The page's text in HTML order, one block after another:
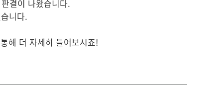
결이 나왔습니다.
니다.
해 더 자세히 들어보시죠!